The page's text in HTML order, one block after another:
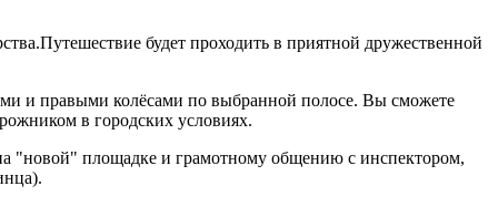
будет проходить в приятной дружественной
и правыми колёсами по выбранной полосе. Вы сможете
в городских условиях.
"новой" площадке и грамотному общению с инспектором,